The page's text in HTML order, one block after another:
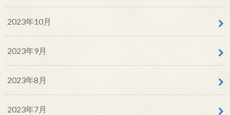
2023年10月
2023年9月
2023年8月
2023年7月